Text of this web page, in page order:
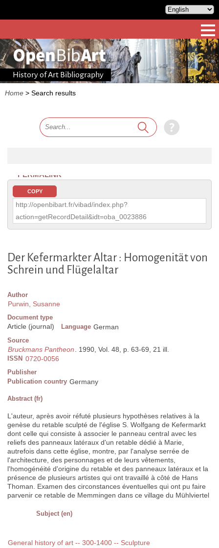
History of Art Bibliography
Home > Search results
PERMALINK
COPY
http://openbibart.fr/vibad/index.php?
action=getRecordDetail&idt=oba_0023886
Der Kefermarkter Altar : Homogenität von
Schrein und Flügelaltar
Author
Purwin, Susanne
Document type
Article (journal) Language German
Source
Bruckmans Pantheon. 1990, Vol. 48, p. 63-69, 21 ill.
ISSN 0720-0056
Publisher
Publication country Germany
Abstract (fr)
L'auteur, après avoir réfuté plusieurs hypothèses relatives à la
genèse du retable sculpté de l'église S. Wolfgang de Kefermarkt
dont celle qui consiste à associer le panneau central avec les
reliefs des panneaux latéraux d'un retable dédié à Marie,
autrefois dans cette église, montre, par l'analyse serrée de
l'architecture, des personnages et de leurs vêtements,
l'homogénéité d'origine du retable et des panneaux latéraux et la
présence de plusieurs artistes qui ont travaillé à côté de Hans
Thoman. Examen des circonstances éventuelles qui ont pu faire
parvenir ce retable de Memmingen dans ce village du Mühlviertel
Subject (en)
General history of art -- 300-1400 -- Sculpture